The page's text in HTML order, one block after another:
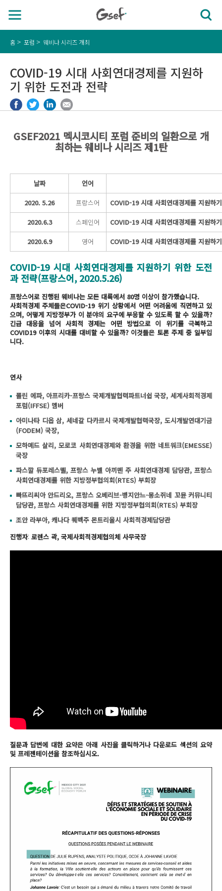
홈 포럼 웨비나 시리즈 개최
COVID-19 시대 사회연대경제를 지원하
기 위한 도전과 전략
GSEF2021 멕시코시티 포럼 준비의 일환으로 개
최하는 웨비나 시리즈 제1탄
날짜 언어
2020. 5.26 프랑스어 COVID-19 시대 사회연대경제를 지원하
2020.6.3 스페인어 COVID-19 시대 사회연대경제를 지원하
2020.6.9 영어 COVID-19 시대 사회연대경제를 지원하
COVID-19 시대 사회연대경제를 지원하기 위한 도전
과 전략(프랑스어, 2020.5.26)
프랑스어로 진행된 웨비나는 모든 대륙에서 80명 이상이 참가했습니다.
사회적경제 주체들은COVID-19 위기 상황에서 어떤 어려움에 직면하고 있
으며, 어떻게 지방정부가 이 분야의 요구에 부응할 수 있도록 할 수 있을까?
긴급 대응을 넘어 사회적 경제는 어떤 방법으로 이 위기를 극복하고
COVID19 이후의 시대를 대비할 수 있을까? 이것들은 토론 주제 중 일부입
니다.
연사
폴린 에파, 아프리카-프랑스 국제개발협력파트너쉽 국장, 세계사회적경제
포럼(IFFSE) 멤버
아미나타 디옵 삼, 세네갈 다카르시 국제개발협력국장, 도시개발연대기금
(FODEM) 국장,
모하메드 살리, 모로코 사회연대경제와 환경을 위한 네트워크(EMESSE)
국장
파스깔 듀포레스뗄, 프랑스 누벨 아끼뗀 주 사회연대경제 담당관, 프랑스
사회연대경제를 위한 지방정부협의회(RTES) 부회장
빠뜨리씨아 안드리오, 프랑스 오베리브-벵지안느-몽소쥐네 꼬뮨 커뮤니티
담당관, 프랑스 사회연대경제를 위한 지방정부협의회(RTES) 부회장
조안 라부아, 캐나다 퀘벡주 몬트리올시 사회적경제담당관
진행자: 로렌스 곽, 국제사회적경제협의체 사무국장
질문과 답변에 대한 요약은 아래 사진을 클릭하거나 다운로드 섹션의 요약
및 프레젠테이션을 참조하십시오.